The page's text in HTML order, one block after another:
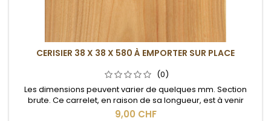
CERISIER 38 X 38 X 580 À EMPORTER SUR PLACE
(0)
Les dimensions peuvent varier de quelques mm. Section
brute. Ce carrelet, en raison de sa longueur, est à venir
chercher sur place.
9,00 CHF